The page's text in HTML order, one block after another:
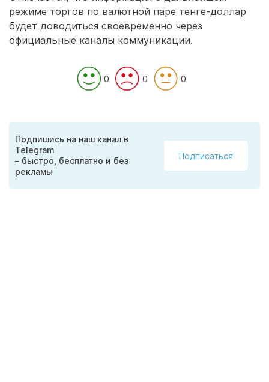
режиме торгов по валютной паре тенге-доллар
будет доводиться своевременно через
официальные каналы коммуникации.
0 0 0
Подпишись на наш канал в
Telegram
– быстро, бесплатно и без
рекламы
Подписаться